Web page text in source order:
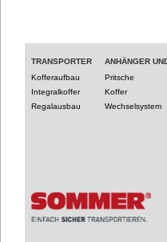
TRANSPORTER
Kofferaufbau
Integralkoffer
Regalausbau
ANHÄNGER
Pritsche
Koffer
Wechselsystem